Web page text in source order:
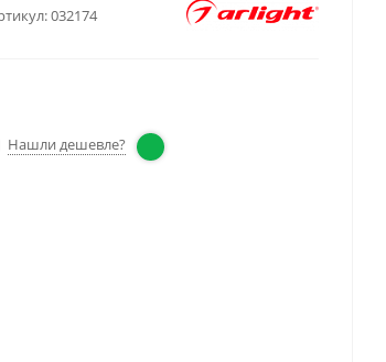
032174
Нашли дешевле?